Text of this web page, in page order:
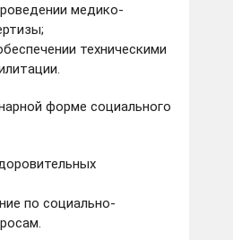
медико-
техническими
форме социального
по социально-